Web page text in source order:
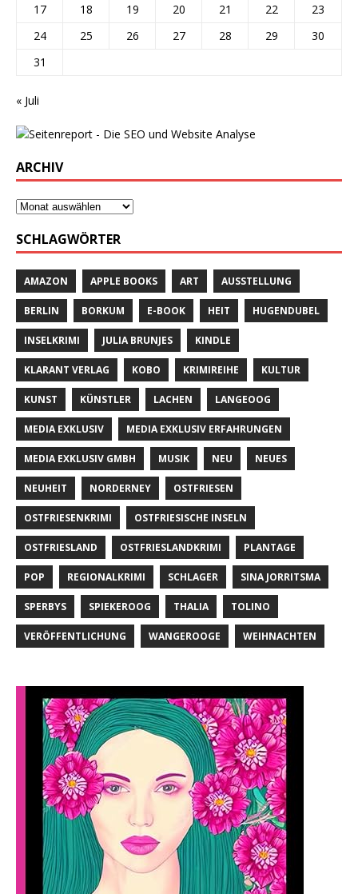
17
18 19 20 21 22
23
24
25 26 27 28 29
30
31
« Juli
ARCHIV
SCHLAGWÖRTER
AMAZON APPLE BOOKS ART AUSSTELLUNG
BERLIN BORKUM E-BOOK HEIT HUGENDUBEL
INSELKRIMI JULIA BRUNJES KINDLE
KLARANT VERLAG KOBO KRIMIREIHE KULTUR
KUNST KÜNSTLER LACHEN LANGEOOG
MEDIA EXKLUSIV MEDIA EXKLUSIV ERFAHRUNGEN
MEDIA EXKLUSIV GMBH MUSIK NEU NEUES
NEUHEIT NORDERNEY OSTFRIESEN
OSTFRIESENKRIMI OSTFRIESISCHE INSELN
OSTFRIESLAND OSTFRIESLANDKRIMI PLANTAGE
POP REGIONALKRIMI SCHLAGER SINA JORRITSMA
SPERBYS SPIEKEROOG THALIA TOLINO
VERÖFFENTLICHUNG WANGEROOGE WEIHNACHTEN